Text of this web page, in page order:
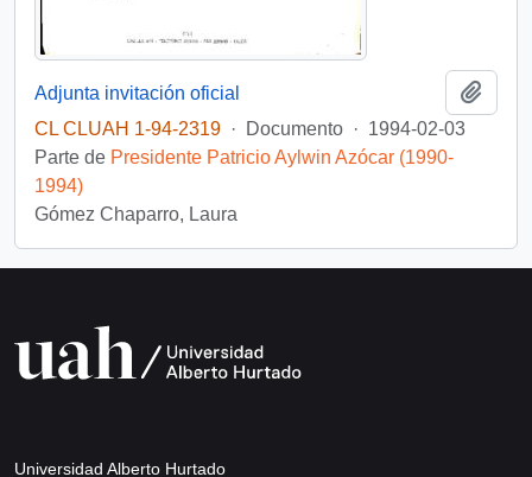
Adjunta invitación oficial
CL CLUAH 1-94-2319 · Documento · 1994-02-03
Parte de Presidente Patricio Aylwin Azócar (1990-
1994)
Gómez Chaparro, Laura
Universidad Alberto Hurtado